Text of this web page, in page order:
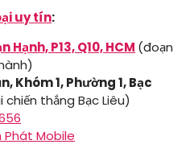
uy tín:
Hạnh, P13, Q10, HCM (đoạn
Khóm 1, Phường 1, Bạc
thắng Bạc Liêu)
Mobile